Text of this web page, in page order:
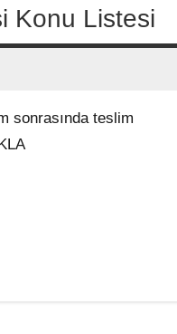
Konu Listesi
sonrasında teslim